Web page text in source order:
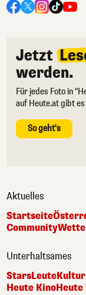
Jetzt
werden.
Für jedes Foto in
auf Heute.at gibt
So geht's
Aktuelles
Startseite
Community
Unterhaltsames
StarsLeuteKultur
Heute KinoHeute